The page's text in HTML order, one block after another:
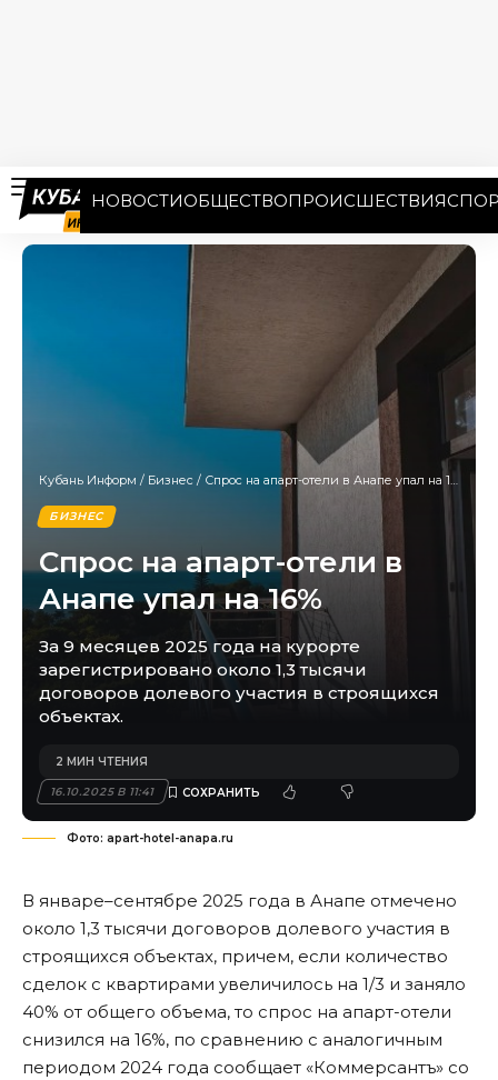
НОВОСТИОБЩЕСТВОПРОИСШЕСТВИЯ
Кубань Информ / Бизнес / Спрос на апарт-отели в Анапе упал на 16%
БИЗНЕС
Спрос на апарт-отели в
Анапе упал на 16%
За 9 месяцев 2025 года на курорте
зарегистрировано около 1,3 тысячи
договоров долевого участия в строящихся
объектах.
16.10.2025 В 11:41
2 МИН ЧТЕНИЯ
Фото: apart-hotel-anapa.ru
В январе–сентябре 2025 года в Анапе отмечено
около 1,3 тысячи договоров долевого участия в
строящихся объектах, причем, если количество
сделок с квартирами увеличилось на 1/3 и заняло
40% от общего объема, то спрос на апарт-отели
снизился на 16%, по сравнению с аналогичным
периодом 2024 года сообщает «Коммерсантъ» со